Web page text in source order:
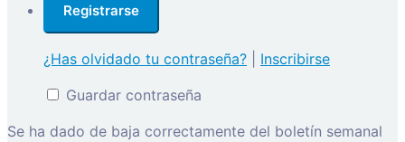
¿Has olvidado tu contraseña?
Inscribirse
Guardar contraseña
Se ha dado de baja correctamente del boletín semanal